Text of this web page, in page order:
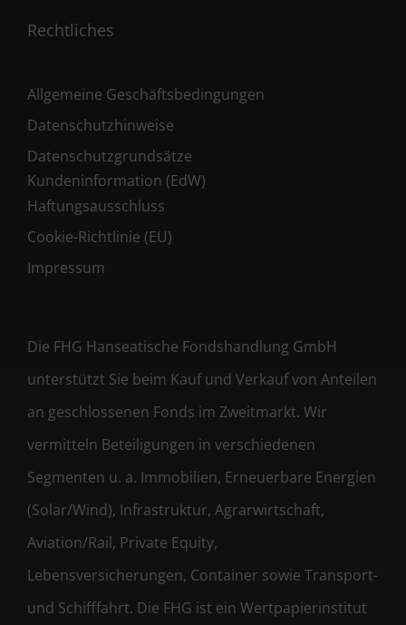
Rechtliches
Allgemeine Geschäftsbedingungen
Datenschutzhinweise
Datenschutzgrundsätze
Kundeninformation (EdW)
Haftungsausschluss
Cookie-Richtlinie (EU)
Impressum
Die FHG Hanseatische Fondshandlung GmbH
unterstützt Sie beim Kauf und Verkauf von Anteilen
an geschlossenen Fonds im Zweitmarkt. Wir
vermitteln Beteiligungen in verschiedenen
Segmenten u. a. Immobilien, Erneuerbare Energien
(Solar/Wind), Infrastruktur, Agrarwirtschaft,
Aviation/Rail, Private Equity,
Lebensversicherungen, Container sowie Transport-
und Schifffahrt. Die FHG ist ein Wertpapierinstitut